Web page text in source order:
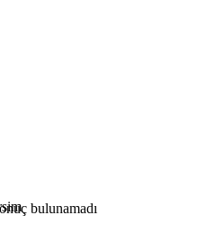
bulunamadı